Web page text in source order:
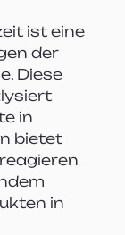
ist eine
der
Diese
in
bietet
in